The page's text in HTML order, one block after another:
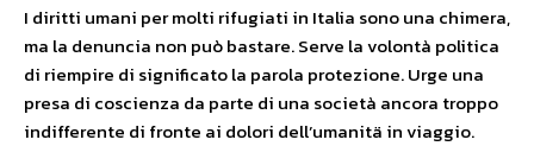
I diritti umani per molti rifugiati in Italia sono una chimera,
ma la denuncia non può bastare. Serve la volontà politica
di riempire di significato la parola protezione. Urge una
presa di coscienza da parte di una società ancora troppo
indifferente di fronte ai dolori dell’umanitä in viaggio.